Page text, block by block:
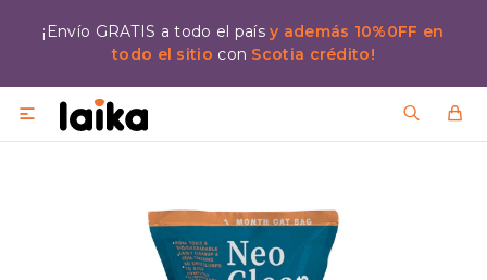
¡Envío GRATIS a todo el paísy además 10%0FF en
todo el sitio con Scotia crédito!
